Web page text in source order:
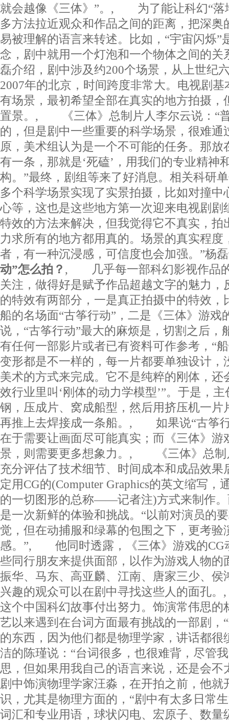
就会越像《三体》”。, 为了能让科幻“落
多方法拉近观众和作品之间的距离，把深奥
易被理解的语言来转述。比如，“宇宙闪烁”
念，剧中就用一个灯泡和一个物体之间
磊介绍，剧中涉及约200个场景，从上世纪
2007年的北京，时间跨度非常大。电视剧
有场景，最初希望全部在真实的地方拍摄，
置景。, 《三体》总制片人李尔云说：“
的，但是剧中一些重要的科学场景，很难通
原，美术组认为是一个不可能的任务。那放
有一条，那就是‘死磕’，用我们的专业精神
构。”最终，剧组等来了好消息。相关科研
多个科学场景实现了实景拍摄，比如对撞中
心等，这也是这些地方第一次迎来电视剧
特效的方法来解决，但我觉得它不真实，拍
力求所有的地方都用真的。场景的真实程度
者，有一种沉浸感，可信度也会加强。”
动”怎么拍？ , 几乎每一部科幻影视作品
关注，做得好是赋予作品超越文字的魅力，
的特效有两部分，一是真正拍摄中的特效，
船的名场面“古筝行动”，二是《三体》
说，“古筝行动”最大的麻烦是，切割之后，
有任何一部影片或者已有资料可作参考，“
变形都是不一样的，每一片都要单独设计，
美术的方式来完成。它不是纯粹的刚体，还
效行业里叫‘刚体的动力学模型’”。于是，
钢，压成片、窝成船型，然后用挤压机一片
再推上去焊接成一条船。, 如果说“古筝
在于需要让画面尽可能真实；而《三体》游
景，则需要更多想象力。, 《三体》总制
充分评估了技术细节、时间成本和成品效果
定用CG的(Computer Graphics的英文缩写，
的一切图形的总称——记者注)方式来制作
是一次新鲜的体验和挑战。“以前对演员的
觉，但在动捕服和绿幕的包围之下，更考验
感。”, 他同时透露，《三体》游戏的CG
些同行朋友来提供面部，以作为游戏人物的
振华、马东、高亚麟、江南、唐家三少、
兴趣的观众可以在剧中寻找这些人的面
这个中国科幻故事付出努力。饰演常伟思的
艺以来遇到在台词方面最有挑战的一部剧，
的东西，因为他们都是物理学家，讲话都很
洁的陈瑾说：“台词很多，也很难背，尽管
思，但如果用我自己的语言来说，还是
剧中饰演物理学家汪淼，在开拍之前，他就
识，尤其是物理方面的，“剧中有太多日常
词汇和专业用语，球状闪电、宏原子、数